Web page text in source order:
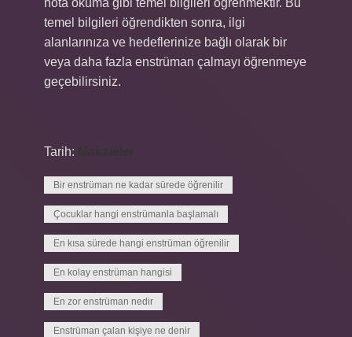
nota okuma gibi temel bilgileri öğrenmektir. Bu
temel bilgileri öğrendikten sonra, ilgi
alanlarınıza ve hedeflerinize bağlı olarak bir
veya daha fazla enstrüman çalmayı öğrenmeye
geçebilirsiniz.
Tarih:
Bir enstrüman ne kadar sürede öğrenilir
Çocuklar hangi enstrümanla başlamalı
En kısa sürede hangi enstrüman öğrenilir
En kolay enstrüman hangisi
En zor enstrüman nedir
Enstrüman çalan kişiye ne denir